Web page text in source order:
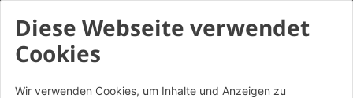
Diese Webseite verwendet
Cookies
Wir verwenden Cookies, um Inhalte und Anzeigen zu